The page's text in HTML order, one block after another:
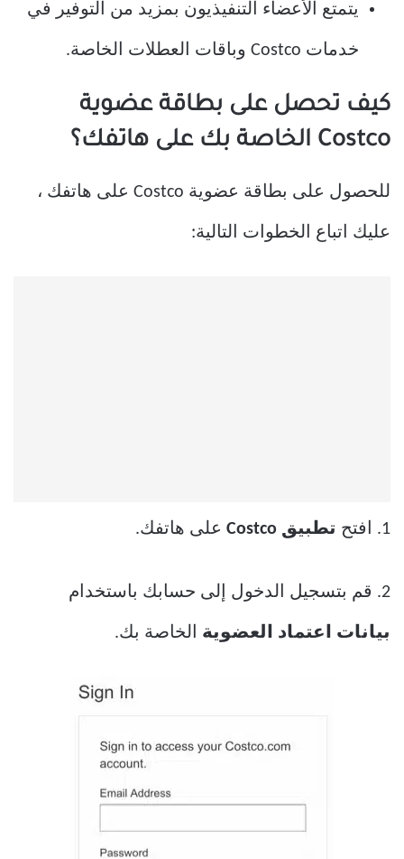
يتمتع الأعضاء التنفيذيون بمزيد من التوفير في
خدمات Costco وباقات العطلات الخاصة.
كيف تحصل على بطاقة عضوية
Costco الخاصة بك على هاتفك؟
للحصول على بطاقة عضوية Costco على هاتفك ،
عليك اتباع الخطوات التالية:
1. افتح تطبيق Costco على هاتفك.
2. قم بتسجيل الدخول إلى حسابك باستخدام
بيانات اعتماد العضوية الخاصة بك.